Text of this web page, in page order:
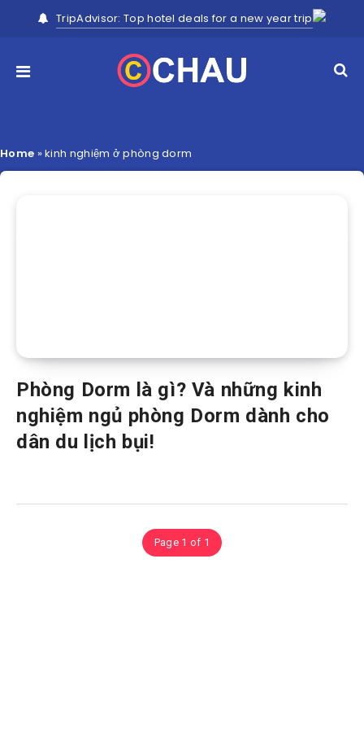
TripAdvisor: Top hotel deals for a new year trip
Home »kinh nghiệm ở phòng dorm
Phòng Dorm là gì? Và những kinh
nghiệm ngủ phòng Dorm dành cho
dân du lịch bụi!
Page 1 of 1